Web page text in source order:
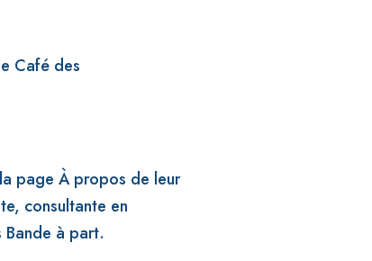
Café des
page À propos de leur
consultante en
Bande à part.